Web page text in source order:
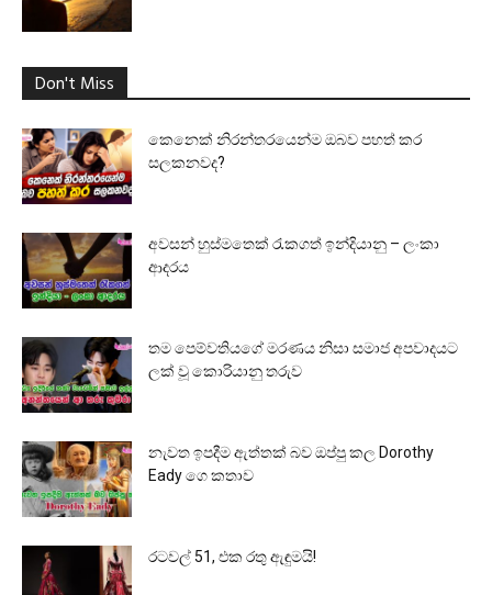
Don't Miss
කෙනෙක් නිරන්තරයෙන්ම ඔබව පහත් කර
සලකනවද?
අවසන් හුස්මතෙක් රැකගත් ඉන්දියානු – ලංකා
ආදරය
තම පෙම්වතියගේ මරණය නිසා සමාජ අපවාදයට
ලක් වූ කොරියානු තරුව
නැවත ඉපදීම ඇත්තක් බව ඔප්පු කල Dorothy
Eady ගෙ කතාව
රටවල් 51, එක රතු ඇඳුමයි!